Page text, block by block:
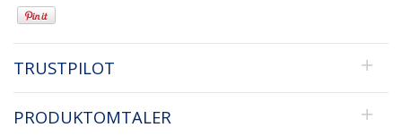
TRUSTPILOT
PRODUKTOMTALER